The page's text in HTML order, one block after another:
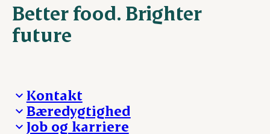
Better food. Brighter
future
Kontakt
Besøg Danish Crown
Presse og nyheder
Bæredygtighed
Job og karriere